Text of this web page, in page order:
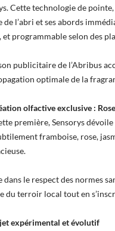
Cette technologie de
de l’abri et ses abords
et programmable selon des
publicitaire de l’Abribus
optimale de la
olfactive exclusive :
première, Sensorys
framboise, rose,
dans le respect des normes
du terroir local tout en
expérimental et évolutif